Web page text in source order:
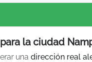
la ciudad
una dirección real